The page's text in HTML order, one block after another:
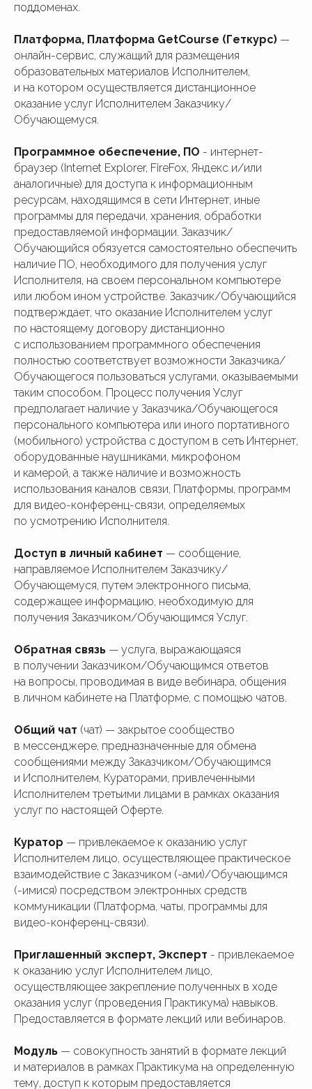
поддоменах.
Платформа, Платформа GetCourse (Геткурс) —
онлайн-сервис, служащий для размещения
образовательных материалов Исполнителем,
и на котором осуществляется дистанционное
оказание услуг Исполнителем Заказчику/
Обучающемуся.
Программное обеспечение, ПО - интернет-
браузер (Internet Explorer, FireFox, Яндекс и/или
аналогичные) для доступа к информационным
ресурсам, находящимся в сети Интернет, иные
программы для передачи, хранения, обработки
предоставляемой информации. Заказчик/
Обучающийся обязуется самостоятельно обеспечить
наличие ПО, необходимого для получения услуг
Исполнителя, на своем персональном компьютере
или любом ином устройстве. Заказчик/Обучающийся
подтверждает, что оказание Исполнителем услуг
по настоящему договору дистанционно
с использованием программного обеспечения
полностью соответствует возможности Заказчика/
Обучающегося пользоваться услугами, оказываемыми
таким способом. Процесс получения Услуг
предполагает наличие у Заказчика/Обучающегося
персонального компьютера или иного портативного
(мобильного) устройства с доступом в сеть Интернет,
оборудованные наушниками, микрофоном
и камерой, а также наличие и возможность
использования каналов связи, Платформы, программ
для видео-конференц-связи, определяемых
по усмотрению Исполнителя.
Доступ в личный кабинет — сообщение,
направляемое Исполнителем Заказчику/
Обучающемуся, путем электронного письма,
содержащее информацию, необходимую для
получения Заказчиком/Обучающимся Услуг.
Обратная связь — услуга, выражающаяся
в получении Заказчиком/Обучающимся ответов
на вопросы, проводимая в виде вебинара, общения
в личном кабинете на Платформе, с помощью чатов.
Общий чат (чат) — закрытое сообщество
в мессенджере, предназначенные для обмена
сообщениями между Заказчиком/Обучающимся
и Исполнителем, Кураторами, привлеченными
Исполнителем третьими лицами в рамках оказания
услуг по настоящей Оферте.
Куратор — привлекаемое к оказанию услуг
Исполнителем лицо, осуществляющее практическое
взаимодействие с Заказчиком (-ами)/Обучающимся
(-имися) посредством электронных средств
коммуникации (Платформа, чаты, программы для
видео-конференц-связи).
Приглашенный эксперт, Эксперт - привлекаемое
к оказанию услуг Исполнителем лицо,
осуществляющее закрепление полученных в ходе
оказания услуг (проведения Практикума) навыков.
Предоставляется в формате лекций или вебинаров.
Модуль — совокупность занятий в формате лекций
и материалов в рамках Практикума на определенную
тему, доступ к которым предоставляется